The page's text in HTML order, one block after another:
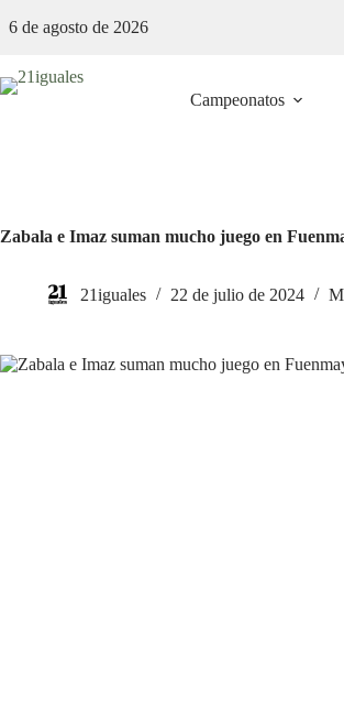
al6 de agosto de 2026
Campeonatos
Zabala e Imaz suman mucho juego en
21iguales 22 de julio de 2024